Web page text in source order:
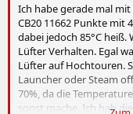
Ich habe gerade mal
CB20 11662 Punkte mit
dabei jedoch 85°C
Lüfter Verhalten. Egal
Lüfter auf Hochtouren.
Launcher oder Steam
70%, da die
sonst mache. Ich hab